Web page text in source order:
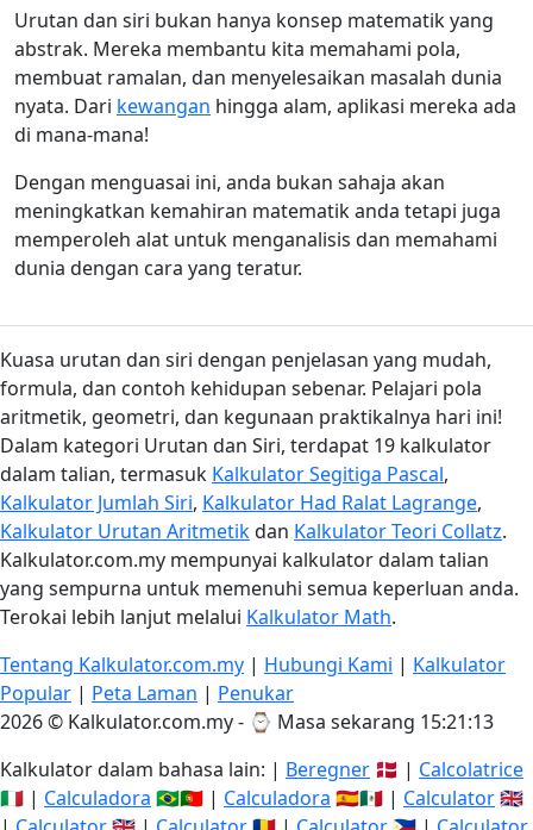
Urutan dan siri bukan hanya konsep matematik yang
abstrak. Mereka membantu kita memahami pola,
membuat ramalan, dan menyelesaikan masalah dunia
nyata. Dari kewangan hingga alam, aplikasi mereka ada
di mana-mana!
Dengan menguasai ini, anda bukan sahaja akan
meningkatkan kemahiran matematik anda tetapi juga
memperoleh alat untuk menganalisis dan memahami
dunia dengan cara yang teratur.
Kuasa urutan dan siri dengan penjelasan yang mudah,
formula, dan contoh kehidupan sebenar. Pelajari pola
aritmetik, geometri, dan kegunaan praktikalnya hari ini!
Dalam kategori Urutan dan Siri, terdapat 19 kalkulator
dalam talian, termasuk Kalkulator Segitiga Pascal,
Kalkulator Jumlah Siri, Kalkulator Had Ralat Lagrange,
Kalkulator Urutan Aritmetikdan Kalkulator Teori Collatz.
Kalkulator.com.my mempunyai kalkulator dalam talian
yang sempurna untuk memenuhi semua keperluan anda.
Terokai lebih lanjut melalui Kalkulator Math.
Tentang Kalkulator.com.my | Hubungi Kami | Kalkulator
Popular | Peta Laman | Penukar
2026 © Kalkulator.com.my - ⌚ Masa sekarang 15:21:13
Kalkulator dalam bahasa lain: | Beregner 🇩🇰 | Calcolatrice
🇮🇹 | Calculadora 🇧🇷🇵🇹 | Calculadora 🇪🇸🇲🇽 | Calculator🇬🇧